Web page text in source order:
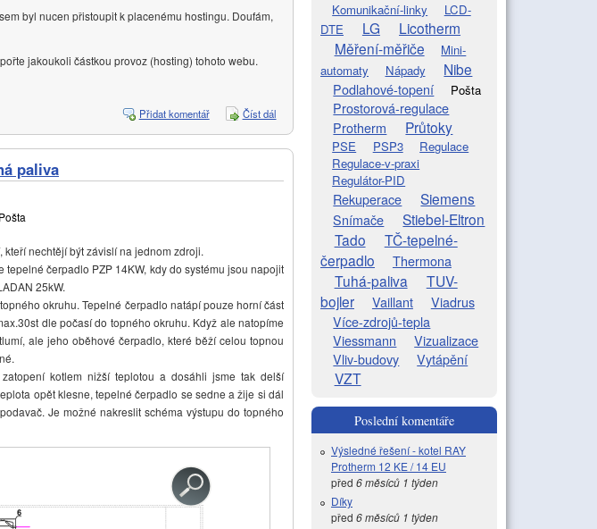
byl nucen přistoupit k placenému hostingu. Doufám,
jakoukoli částkou provoz (hosting) tohoto webu.
Číst dál Podpora placeného hostingu I.
Přidat komentář
paliva
Pošta
nechtějí být závislí na jednom zdroji.
čerpadlo PZP 14KW, kdy do systému jsou napojit
25kW.
okruhu. Tepelné čerpadlo natápí pouze horní část
dle počasí do topného okruhu. Když ale natopíme
ale jeho oběhové čerpadlo, které běží celou topnou
kotlem nižší teplotou a dosáhli jsme tak delší
opět klesne, tepelné čerpadlo se sedne a žije si dál
Je možné nakreslit schéma výstupu do topného
Komunikační-linky
LCD-
DTE
LG
Licotherm
Měření-měřiče
Mini-
automaty
Nápady Nibe
Podlahové-topení Pošta
Prostorová-regulace
Protherm
Průtoky
PSE PSP3
Regulace
Regulace-v-praxi
Regulátor-PID
Rekuperace Siemens
Snímače
Stiebel-Eltron
Tado
TČ-tepelné-
čerpadlo
Thermona
Tuhá-paliva
TUV-
bojler
Vaillant
Viadrus
Více-zdrojů-tepla
Viessmann
Vizualizace
Vliv-budovy
Vytápění
VZT
Poslední komentáře
Výsledné řešení - kotel RAY
Protherm 12 KE / 14 EU
před 6 měsíců 1 týden
Díky
před 6 měsíců 1 týden